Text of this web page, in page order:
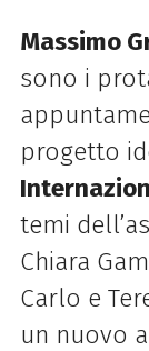
Massimo
sono i
progetto
temi
Chiara
Carlo e
un nuovo